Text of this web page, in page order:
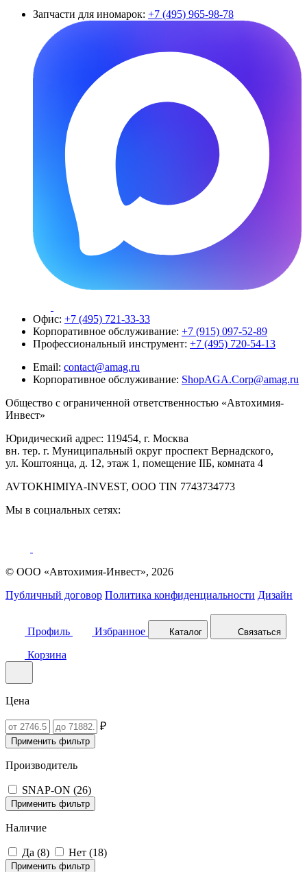
Запчасти для иномарок: +7 (495) 965-98-78
Офис: +7 (495) 721-33-33
Корпоративное обслуживание: +7 (915) 097-52-89
Профессиональный инструмент: +7 (495) 720-54-13
Email: contact@amag.ru
Корпоративное обслуживание: ShopAGA.Corp@amag.ru
Общество с ограниченной ответственностью «Автохимия-
Инвест»
Юридический адрес: 119454, г. Москва
вн. тер. г. Муниципальный округ проспект Вернадского,
ул. Коштоянца, д. 12, этаж 1, помещение IIБ, комната 4
AVTOKHIMIYA-INVEST, OOO TIN 7743734773
Мы в социальных сетях:
© ООО «Автохимия-Инвест», 2026
Публичный договор Политика конфиденциальности Дизайн
Профиль Избранное Каталог Связаться
Корзина
Цена
₽
Применить фильтр
Производитель
SNAP-ON (26)
Применить фильтр
Наличие
Да (8) Нет (18)
Применить фильтр